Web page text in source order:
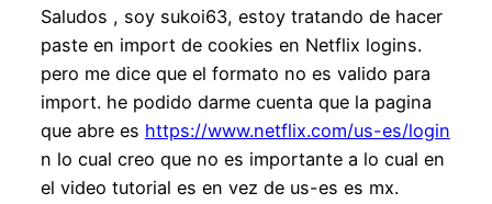
Saludos , soy sukoi63, estoy tratando de hacer
paste en import de cookies en Netflix logins.
pero me dice que el formato no es valido para
import. he podido darme cuenta que la pagina
que abre es https://www.netflix.com/us-es/login
n lo cual creo que no es importante a lo cual en
el video tutorial es en vez de us-es es mx.